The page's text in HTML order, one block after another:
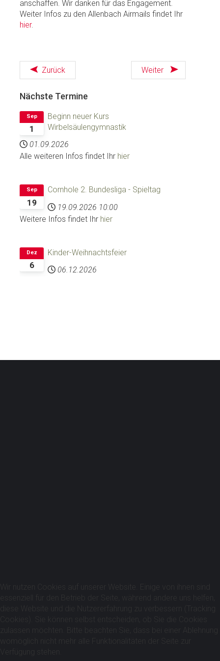
anschaffen. Wir danken für das Engagement.
Weiter Infos zu den Allenbach Airmails findet Ihr
hier.
Zurück Weiter
Nächste Termine
1
Sep
Beginn neuer Kurs
Wirbelsäulengymnastik
01.09.2026
Alle weiteren Infos findet Ihr hier
19
Sep
Cornhole 2. Bundesliga - Spieltag
19.09.2026 10:00
Weitere Infos findet Ihr hier
6
Dez
Kinder-Weihnachtsfeier
06.12.2026
Impressum
Wir nutzen Cookies auf unserer Website. Einige von ihnen sind
essenziell für den Betrieb der Seite, während andere uns helfen,
diese Website und die Nutzererfahrung zu verbessern (Tracking
zulassen möchten. Bitte beachten Sie, dass bei einer Ablehnung
womöglich nicht mehr alle Funktionalitäten der Seite zur